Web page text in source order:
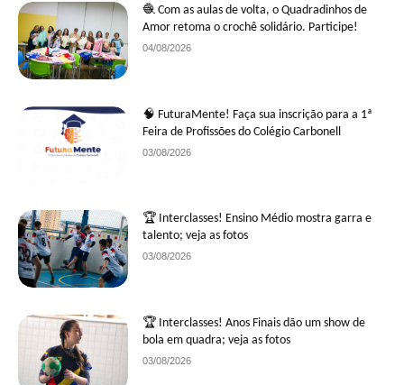
🧶 Com as aulas de volta, o Quadradinhos de
Amor retoma o crochê solidário. Participe!
04/08/2026
🧠 FuturaMente! Faça sua inscrição para a 1ª
Feira de Profissões do Colégio Carbonell
03/08/2026
🏆 Interclasses! Ensino Médio mostra garra e
talento; veja as fotos
03/08/2026
🏆 Interclasses! Anos Finais dão um show de
bola em quadra; veja as fotos
03/08/2026